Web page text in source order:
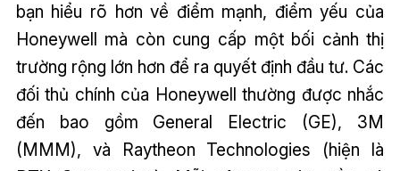
bạn hiểu rõ hơn về điểm mạnh, điểm yếu của
Honeywell mà còn cung cấp một bối cảnh thị
trường rộng lớn hơn để ra quyết định đầu tư. Các
đối thủ chính của Honeywell thường được nhắc
đến bao gồm General Electric (GE), 3M
(MMM), và Raytheon Technologies (hiện là